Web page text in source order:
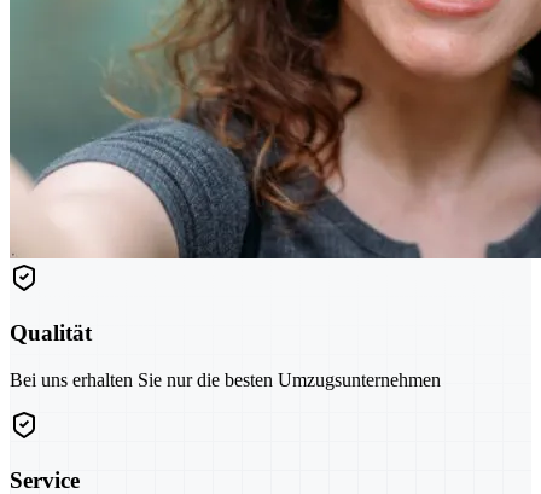
Qualität
Bei uns erhalten Sie nur die besten Umzugsunternehmen
Service